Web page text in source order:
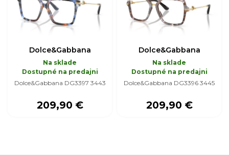
Dolce&Gabbana
Na sklade
Dostupné na predajni
Dolce&Gabbana DG3397 3443
209,90 €
Dolce&Gabbana
Na sklade
Dostupné na predajni
Dolce&Gabbana DG3396 3445
209,90 €